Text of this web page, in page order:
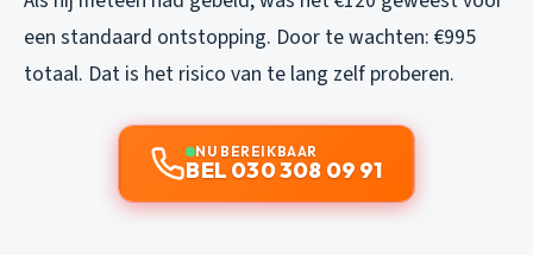
een standaard ontstopping. Door te wachten: €995
totaal. Dat is het risico van te lang zelf proberen.
NU BEREIKBAAR
BEL 030 308 09 91